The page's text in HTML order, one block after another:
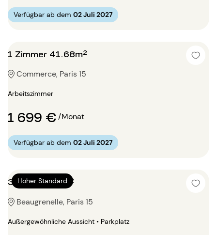
Verfügbar ab dem 02 Juli 2027
1 Zimmer 41.68m²
Commerce, Paris 15
Arbeitszimmer
1 699 €/Monat
Verfügbar ab dem 02 Juli 2027
Hoher Standard
3 Zimmer 96m²
Beaugrenelle, Paris 15
Außergewöhnliche Aussicht • Parkplatz